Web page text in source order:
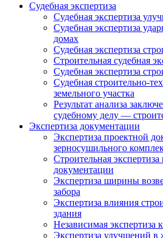
Судебная экспертиза
Судебная экспертиза
Судебная экспертиза
домах
Судебная экспертиза
Строительная судебная
Судебная экспертиза
Судебная строительно-
земельного участка
Результат анализа
судебному делу —
Экспертиза документации
Экспертиза проектной
зерносушильного
Строительная
документации
Экспертиза ширины
забора
Экспертиза влияния
здания
Независимая экспертиза
Экспертиза улучшений